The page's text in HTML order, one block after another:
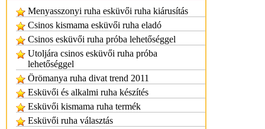
Menyasszonyi ruha esküvői ruha kiárusítás
Csinos kismama esküvői ruha eladó
Csinos esküvői ruha próba lehetőséggel
Utoljára csinos esküvői ruha próba
lehetőséggel
Örömanya ruha divat trend 2011
Esküvői és alkalmi ruha készítés
Esküvői kismama ruha termék
Esküvői ruha választás